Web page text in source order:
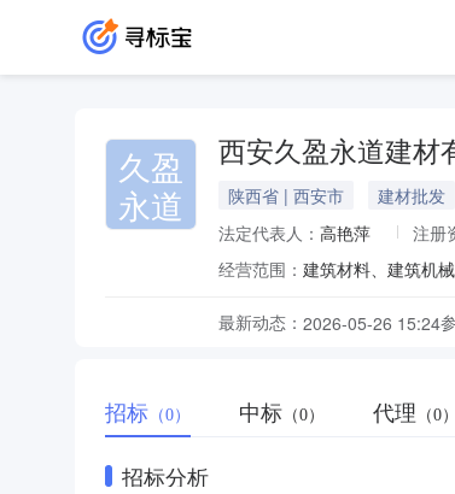
久盈
永道
西安久盈永道建材
陕西省 | 西安市 建材批发
法定代表人： 高艳萍 注册
经营范围：
最新动态： 2026-05-26 15:24
招标 （0） 中标 （0） 代理 （0）
招标分析